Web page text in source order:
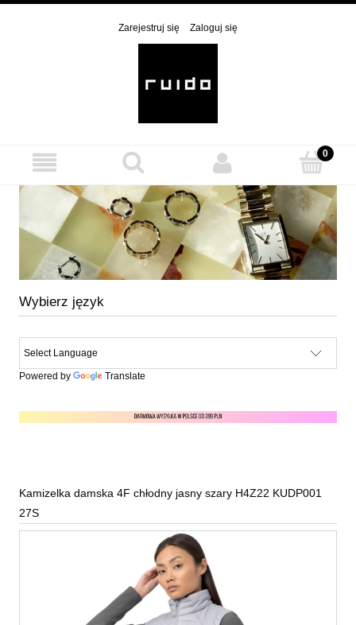
Zarejestruj się Zaloguj się
Wybierz język
Powered by Translate
Kamizelka damska 4F chłodny jasny szary H4Z22 KUDP001
27S